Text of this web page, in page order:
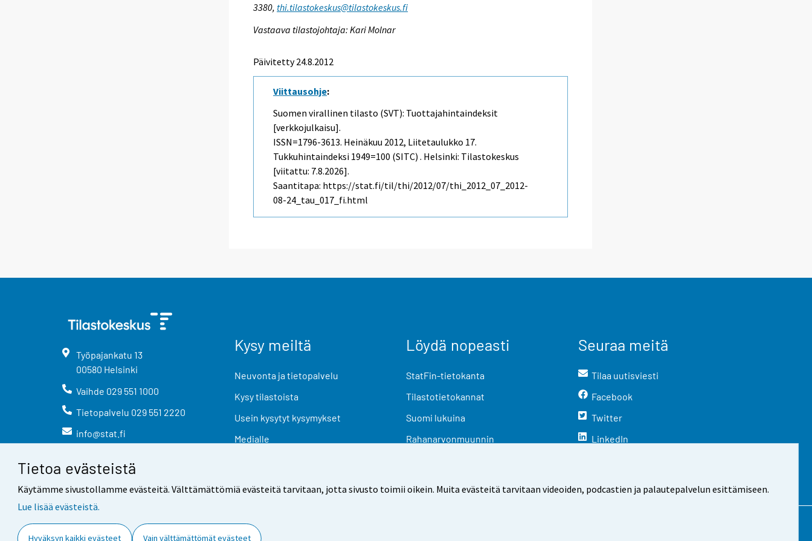
Tietoa evästeistä
Käytämme sivustollamme evästeitä. Välttämättömiä evästeitä tarvitaan, jotta sivusto toimii oikein. Muita evästeitä tarvitaan videoiden, podcastien ja palautepalvelun esittämiseen.
Lue lisää evästeistä.
Hyväksyn kaikki evästeet Vain välttämättömät evästeet
3380, thi.tilastokeskus@tilastokeskus.fi
Vastaava tilastojohtaja: Kari Molnar
Päivitetty 24.8.2012
Viittausohje:
Suomen virallinen tilasto (SVT): Tuottajahintaindeksit
[verkkojulkaisu].
ISSN=1796-3613. Heinäkuu 2012, Liitetaulukko 17.
Tukkuhintaindeksi 1949=100 (SITC) . Helsinki: Tilastokeskus
[viitattu: 7.8.2026].
Saantitapa: https://stat.fi/til/thi/2012/07/thi_2012_07_2012-
08-24_tau_017_fi.html
Työpajankatu 13
00580 Helsinki
Vaihde 029 551 1000
Tietopalvelu 029 551 2220
info@stat.fi
Kysy meiltä
Neuvonta ja tietopalvelu
Kysy tilastoista
Usein kysytyt kysymykset
Medialle
Löydä nopeasti
StatFin-tietokanta
Tilastotietokannat
Suomi lukuina
Rahanarvonmuunnin
Seuraa meitä
Tilaa uutisviesti
Facebook
Twitter
LinkedIn
Yhteystiedot Palaute